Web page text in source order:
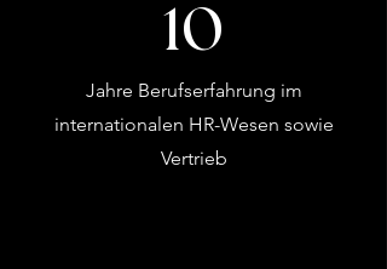
10
Jahre Berufserfahrung im
internationalen HR-Wesen sowie
Vertrieb